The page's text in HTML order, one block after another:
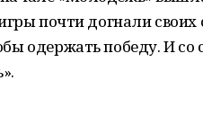
почти догнали
одержать победу. И со